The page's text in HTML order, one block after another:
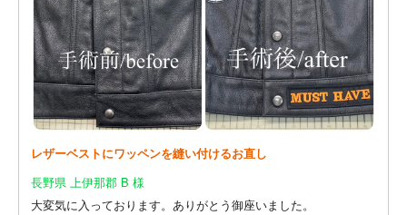
レザーベストにワッペンを縫い付けるお直し
長野県 上伊那郡 B 様
大変気に入っております。ありがとう御座いました。